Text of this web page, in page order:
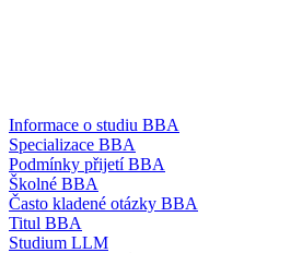
Informace o studiu BBA
Specializace BBA
Podmínky přijetí BBA
Školné BBA
Často kladené otázky BBA
Titul BBA
Studium LLM